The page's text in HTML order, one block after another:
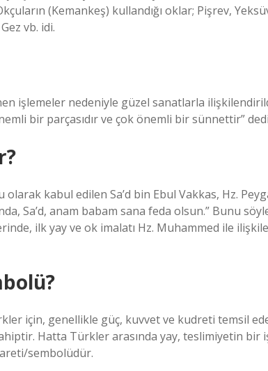
(Kemankeş) kullandığı oklar; Pişrev,
vb. idi.
işlemeler nedeniyle güzel sanatlarla
bir parçasıdır ve çok önemli bir sünnettir”
kabul edilen Sa’d bin Ebul Vakkas, Hz.
Sa’d, anam babam sana feda olsun.” Bunu
ilk yay ve ok imalatı Hz. Muhammed ile
için, genellikle güç, kuvvet ve kudreti temsil
Hatta Türkler arasında yay, teslimiyetin
sembolüdür.